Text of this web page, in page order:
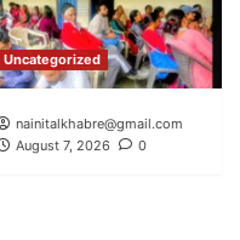
Uncategorized
nainitalkhabre@gmail.com
August 7, 2026
0